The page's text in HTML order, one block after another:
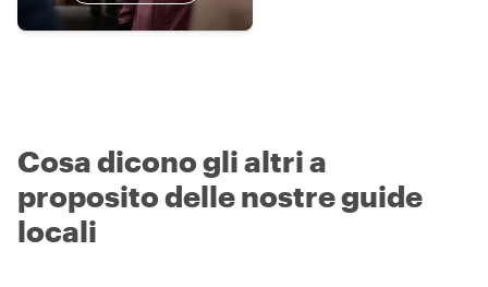
Cosa dicono gli altri a
proposito delle nostre guide
locali